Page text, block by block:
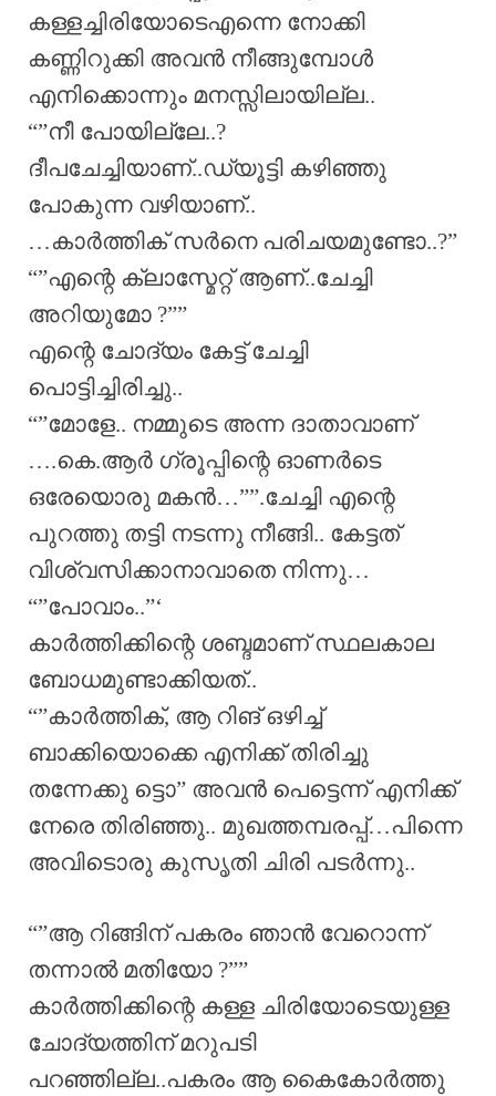
കള്ളച്ചിരിയോടെഎന്നെ നോക്കി
കണ്ണിറുക്കി അവൻ നീങ്ങുമ്പോൾ
എനിക്കൊന്നും മനസ്സിലായില്ല..
“”നീ പോയില്ലേ..?
ദീപചേച്ചിയാണ്..ഡ്യൂട്ടി കഴിഞ്ഞു
പോകുന്ന വഴിയാണ്..
…കാർത്തിക് സർനെ പരിചയമുണ്ടോ..?”
“”എന്റെ ക്ലാസ്മേറ്റ് ആണ്..ചേച്ചി
അറിയുമോ ?””
എന്റെ ചോദ്യം കേട്ട് ചേച്ചി
പൊട്ടിച്ചിരിച്ചു..
“”മോളേ.. നമ്മുടെ അന്ന ദാതാവാണ്
….കെ.ആർ ഗ്രൂപ്പിന്റെ ഓണർടെ
ഒരേയൊരു മകൻ…””.ചേച്ചി എന്റെ
പുറത്തു തട്ടി നടന്നു നീങ്ങി.. കേട്ടത്
വിശ്വസിക്കാനാവാതെ നിന്നു…
“”പോവാം..”‘
കാർത്തിക്കിന്റെ ശബ്ദമാണ് സ്ഥലകാല
ബോധമുണ്ടാക്കിയത്..
“”കാർത്തിക്, ആ റിങ് ഒഴിച്ച്
ബാക്കിയൊക്കെ എനിക്ക് തിരിച്ചു
തന്നേക്കു ട്ടൊ” അവൻ പെട്ടെന്ന് എനിക്ക്
നേരെ തിരിഞ്ഞു.. മുഖത്തമ്പരപ്പ്…പിന്നെ
അവിടൊരു കുസൃതി ചിരി പടർന്നു..
“”ആ റിങ്ങിന് പകരം ഞാൻ വേറൊന്ന്
തന്നാൽ മതിയോ ?””
കാർത്തിക്കിന്റെ കള്ള ചിരിയോടെയുള്ള
ചോദ്യത്തിന് മറുപടി
പറഞ്ഞില്ല..പകരം ആ കൈകോർത്തു